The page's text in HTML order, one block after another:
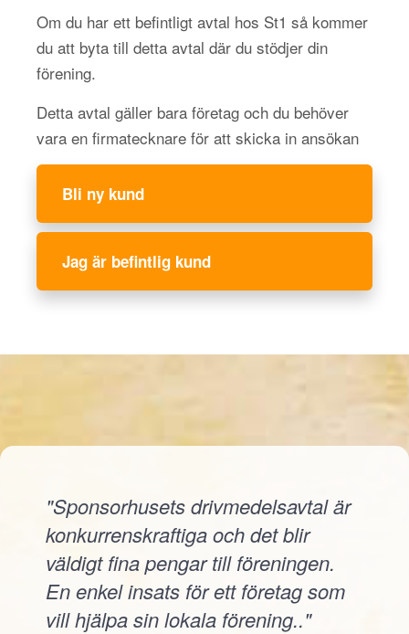
Om du har ett befintligt avtal hos St1 så kommer
du att byta till detta avtal där du stödjer din
förening.
Detta avtal gäller bara företag och du behöver
vara en firmatecknare för att skicka in ansökan
Bli ny kund
Jag är befintlig kund
"Sponsorhusets drivmedelsavtal är
konkurrenskraftiga och det blir
väldigt fina pengar till föreningen.
En enkel insats för ett företag som
vill hjälpa sin lokala förening.."